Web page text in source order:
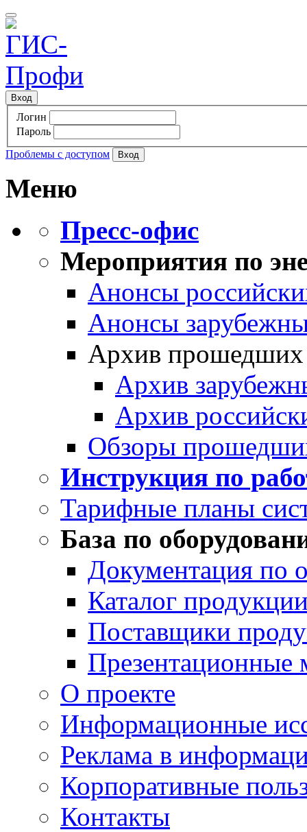
Вход
Логин
Пароль
Проблемы с доступом
Меню
Пресс-офис
Мероприятия по
Анонсы
Анонсы
Архив прошедших
Архив
Архив
Обзоры
Инструкция по
Тарифные планы
База по
Документация по
Каталог
Поставщики
Презентационные
О проекте
Информационные
Реклама в
Корпоративные
Контакты